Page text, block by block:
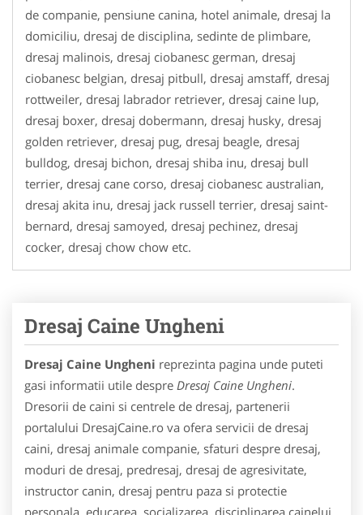
de companie, pensiune canina, hotel animale, dresaj la
domiciliu, dresaj de disciplina, sedinte de plimbare,
dresaj malinois, dresaj ciobanesc german, dresaj
ciobanesc belgian, dresaj pitbull, dresaj amstaff, dresaj
rottweiler, dresaj labrador retriever, dresaj caine lup,
dresaj boxer, dresaj dobermann, dresaj husky, dresaj
golden retriever, dresaj pug, dresaj beagle, dresaj
bulldog, dresaj bichon, dresaj shiba inu, dresaj bull
terrier, dresaj cane corso, dresaj ciobanesc australian,
dresaj akita inu, dresaj jack russell terrier, dresaj saint-
bernard, dresaj samoyed, dresaj pechinez, dresaj
cocker, dresaj chow chow etc.
Dresaj Caine Ungheni
Dresaj Caine Ungheni reprezinta pagina unde puteti
gasi informatii utile despre Dresaj Caine Ungheni.
Dresorii de caini si centrele de dresaj, partenerii
portalului DresajCaine.ro va ofera servicii de dresaj
caini, dresaj animale companie, sfaturi despre dresaj,
moduri de dresaj, predresaj, dresaj de agresivitate,
instructor canin, dresaj pentru paza si protectie
personala, educarea, socializarea, disciplinarea cainelui